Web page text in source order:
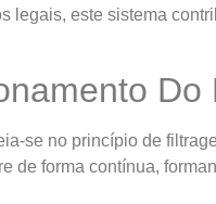
legais, este sistema
se no princípio de
de forma contínua,